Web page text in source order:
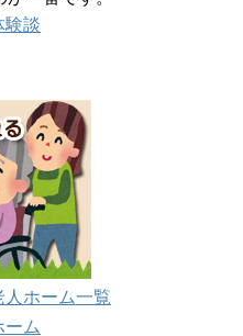
験談
ホーム一覧
ム